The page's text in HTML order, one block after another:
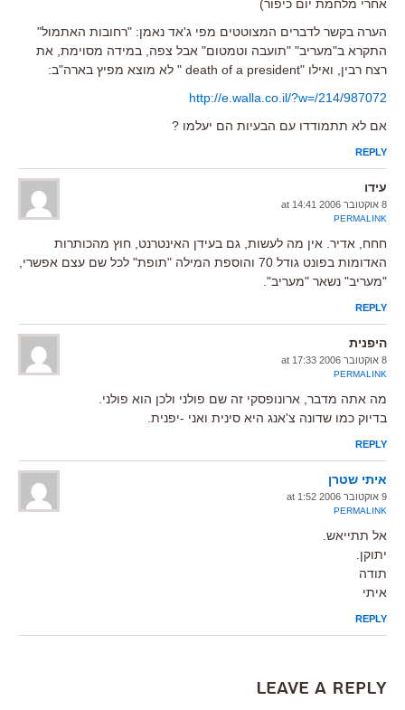
אחרי מלחמת יום כיפור)
הערה בקשר לדברים המצוטטים מפי ג'אד נאמן: "רחובות האתמול"
התקרא ב"מעריב" "תועבה וטמטום" אבל צפה, במידה מסוימת, את
רצח רבין, ואילו "death of a president " לא מוצא מפיץ בארה"ב:
http://e.walla.co.il/?w=/214/987072
אם לא תתמודדו עם הבעיות הם יעלמו ?
REPLY
עידו
8 אוקטובר 2006 at 14:41
PERMALINK
חחח, אדיר. אין מה לעשות, גם בעידן האינטרנט, חוץ מהכותרות
האדומות בפונט גודל 70 והוספת המילה "תופת" לכל שם עצם אפשרי,
"מעריב" נשאר "מעריב".
REPLY
היפנית
8 אוקטובר 2006 at 17:33
PERMALINK
מה אתה מדבר, ארונופסקי זה שם פולני ולכן הוא פולני.
בדיוק כמו שדונה צ'אנג היא סינית ואני -יפנית.
REPLY
איתי שטרן
9 אוקטובר 2006 at 1:52
PERMALINK
אל תתייאש.
יתוקן.
תודה
איתי
REPLY
Leave a Reply